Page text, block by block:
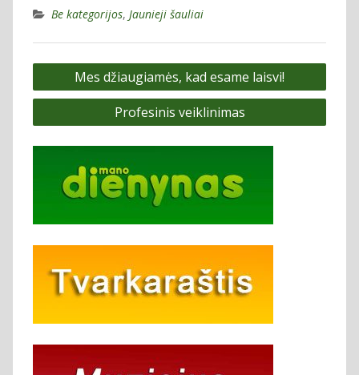
Be kategorijos, Jaunieji šauliai
Navigacija
tarp
Mes džiaugiamės, kad esame laisvi!
Profesinis veiklinimas